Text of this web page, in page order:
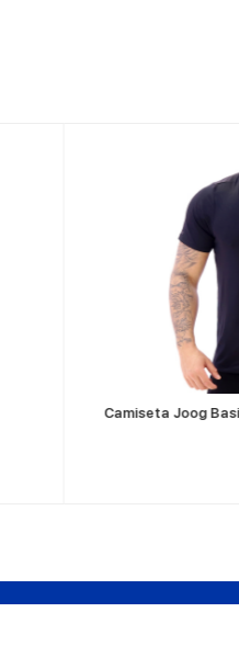
Camiseta Joog